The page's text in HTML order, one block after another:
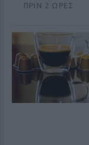
ΠΡΙΝ 2 ΏΡΕΣ